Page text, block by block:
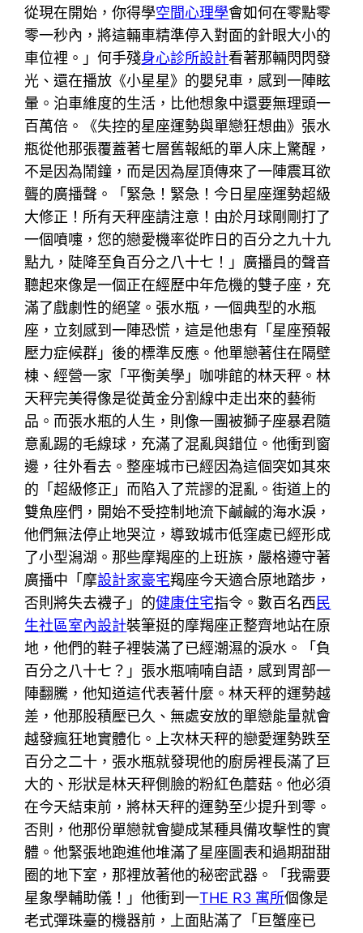
從現在開始，你得學空間心理學會如何在零點零
零一秒內，將這輛車精準停入對面的針眼大小的
車位裡。」何手殘身心診所設計看著那輛閃閃發
光、還在播放《小星星》的嬰兒車，感到一陣眩
暈。泊車維度的生活，比他想象中還要無理頭一
百萬倍。《失控的星座運勢與單戀狂想曲》張水
瓶從他那張覆蓋著七層舊報紙的單人床上驚醒，
不是因為鬧鐘，而是因為屋頂傳來了一陣震耳欲
聾的廣播聲。「緊急！緊急！今日星座運勢超級
大修正！所有天秤座請注意！由於月球剛剛打了
一個噴嚏，您的戀愛機率從昨日的百分之九十九
點九，陡降至負百分之八十七！」廣播員的聲音
聽起來像是一個正在經歷中年危機的雙子座，充
滿了戲劇性的絕望。張水瓶，一個典型的水瓶
座，立刻感到一陣恐慌，這是他患有「星座預報
壓力症候群」後的標準反應。他單戀著住在隔壁
棟、經營一家「平衡美學」咖啡館的林天秤。林
天秤完美得像是從黃金分割線中走出來的藝術
品。而張水瓶的人生，則像一團被獅子座暴君隨
意亂踢的毛線球，充滿了混亂與錯位。他衝到窗
邊，往外看去。整座城市已經因為這個突如其來
的「超級修正」而陷入了荒謬的混亂。街道上的
雙魚座們，開始不受控制地流下鹹鹹的海水淚，
他們無法停止地哭泣，導致城市低窪處已經形成
了小型潟湖。那些摩羯座的上班族，嚴格遵守著
廣播中「摩設計家豪宅羯座今天適合原地踏步，
否則將失去襪子」的健康住宅指令。數百名西民
生社區室內設計裝筆挺的摩羯座正整齊地站在原
地，他們的鞋子裡裝滿了已經潮濕的淚水。「負
百分之八十七？」張水瓶喃喃自語，感到胃部一
陣翻騰，他知道這代表著什麼。林天秤的運勢越
差，他那股積壓已久、無處安放的單戀能量就會
越發瘋狂地實體化。上次林天秤的戀愛運勢跌至
百分之二十，張水瓶就發現他的廚房裡長滿了巨
大的、形狀是林天秤側臉的粉紅色蘑菇。他必須
在今天結束前，將林天秤的運勢至少提升到零。
否則，他那份單戀就會變成某種具備攻擊性的實
體。他緊張地跑進他堆滿了星座圖表和過期甜甜
圈的地下室，那裡放著他的秘密武器。「我需要
星象學輔助儀！」他衝到一THE R3 寓所個像是
老式彈珠臺的機器前，上面貼滿了「巨蟹座已